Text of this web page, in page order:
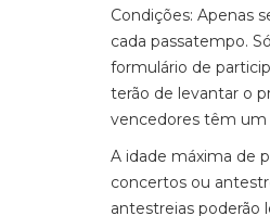
Condições: Apenas
cada passatempo.
formulário de
terão de levantar o
vencedores têm um
A idade máxima de
concertos ou
antestreias poderão